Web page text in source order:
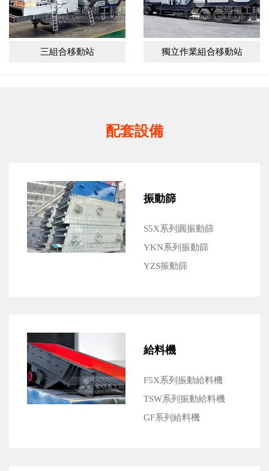
三組合移動站 獨立作業組合移動站
配套設備
振動篩
S5X系列圓振動篩
YKN系列振動篩
YZS振動篩
給料機
F5X系列振動給料機
TSW系列振動給料機
GF系列給料機